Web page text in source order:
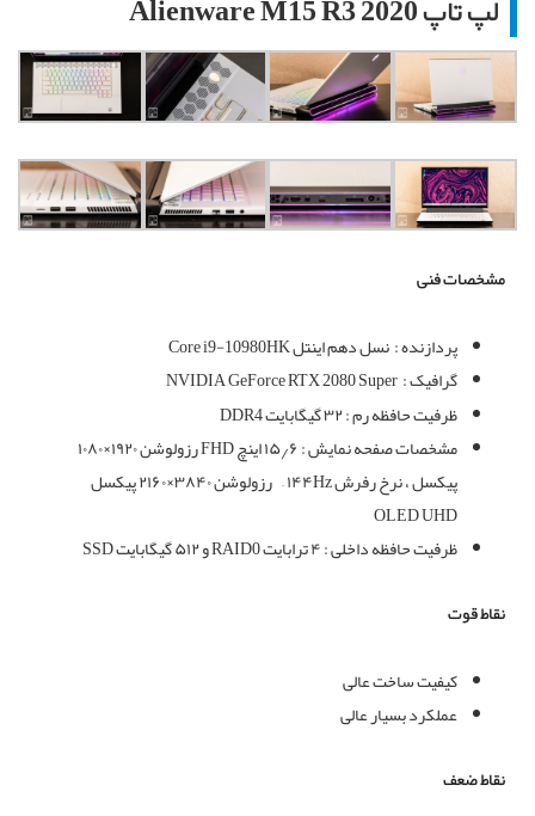
مشخصات فنی
پردازنده :نسل دهم اینتل
گرافیک :NVIDIA GeForce RTX 2080 Super
ظرفیت حافظه رم :۳۲گیگابایت
مشخصات صفحه نمایش :۱۵٫۶اینچ
رزولوشن ۱۹۲۰×۱۰۸۰
پیکسل ، نرخ رفرش ۱۴۴Hz –
رزولوشن ۳۸۴۰×۲۱۶۰ پیکسل
OLED UHD
ظرفیت حافظه داخلی :۴ترابایت و ۵۱۲ گیگابایت
نقاط قوت
کیفیت ساخت عالی
عملکرد بسیار عالی
نقاط ضعف